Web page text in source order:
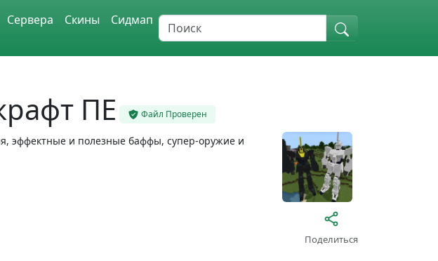
Сервера Скины Сидмап
ПЕ Файл Проверен
эффектные и полезные баффы, супер-оружие и
Поделиться